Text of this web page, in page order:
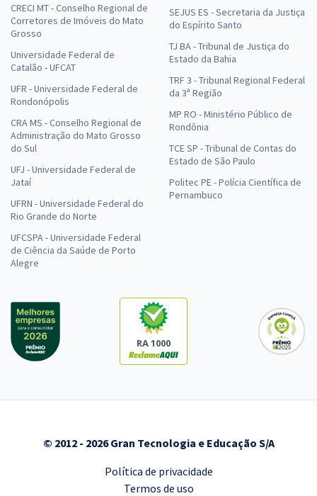
CRECI MT - Conselho Regional de
Corretores de Imóveis do Mato
Grosso
Universidade Federal de
Catalão - UFCAT
UFR - Universidade Federal de
Rondonópolis
CRA MS - Conselho Regional de
Administração do Mato Grosso
do Sul
UFJ - Universidade Federal de
Jataí
UFRN - Universidade Federal do
Rio Grande do Norte
UFCSPA - Universidade Federal
de Ciência da Saúde de Porto
Alegre
SEJUS ES - Secretaria da Justiça
do Espírito Santo
TJ BA - Tribunal de Justiça do
Estado da Bahia
TRF 3 - Tribunal Regional Federal
da 3ª Região
MP RO - Ministério Público de
Rondônia
TCE SP - Tribunal de Contas do
Estado de São Paulo
Politec PE - Polícia Científica de
Pernambuco
RA 1000
© 2012 - 2026 Gran Tecnologia e Educação S/A
Política de privacidade
Termos de uso